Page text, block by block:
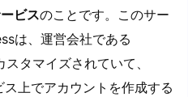
ビスのことです。このサー
は、運営会社である
タマイズされていて、
上でアカウントを作成する